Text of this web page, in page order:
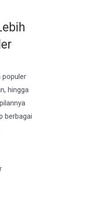
populer
hingga
berbagai